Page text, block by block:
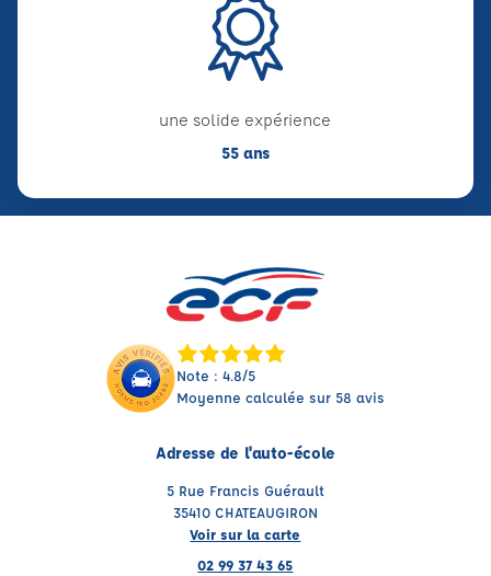
une solide expérience
55 ans
Note : 4.8/5
Moyenne calculée sur 58 avis
Adresse de l'auto-école
5 Rue Francis Guérault
35410 CHATEAUGIRON
Voir sur la carte
02 99 37 43 65